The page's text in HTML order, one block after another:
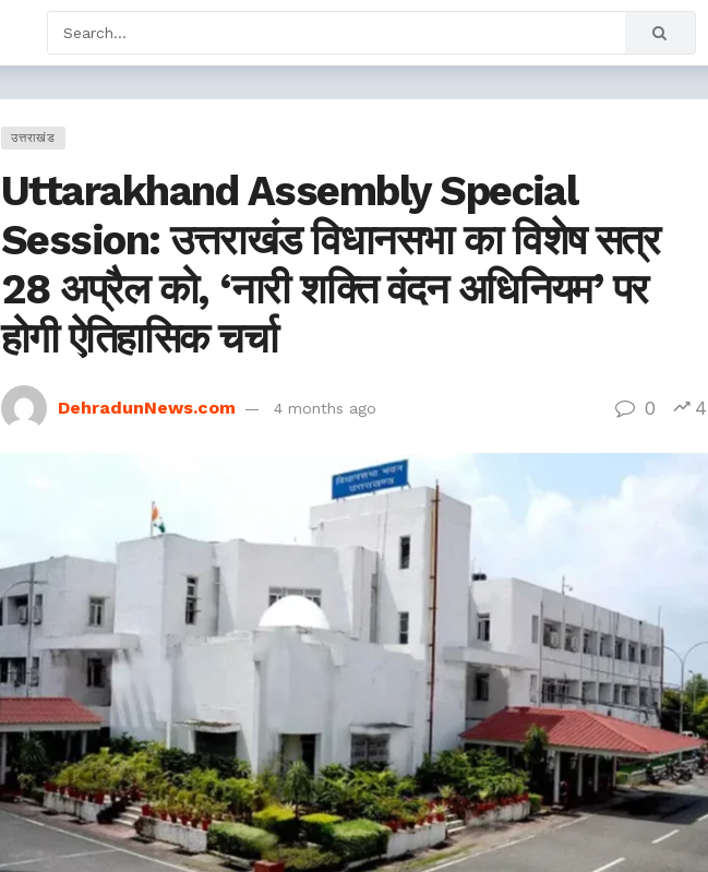
उत्तराखंड
Uttarakhand Assembly Special
Session: उत्तराखंड विधानसभा का विशेष सत्र
28 अप्रैल को, ‘नारी शक्ति वंदन अधिनियम’ पर
होगी ऐतिहासिक चर्चा
DehradunNews.com 4 months ago 0 4